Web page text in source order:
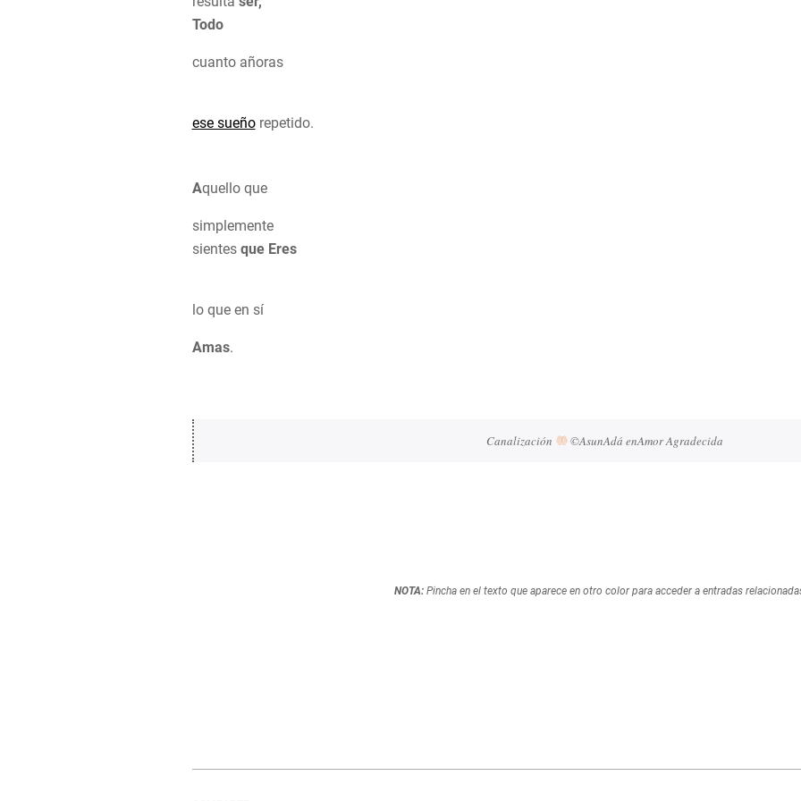
Todo
cuanto añoras
ese sueñorepetido.
Aquello que
simplemente
sientes que Eres
lo que en sí
Amas.
Canalización ©AsunAdá enAmor Agradecida
NOTA: Pincha en el texto que aparece en otro color para acceder a entradas